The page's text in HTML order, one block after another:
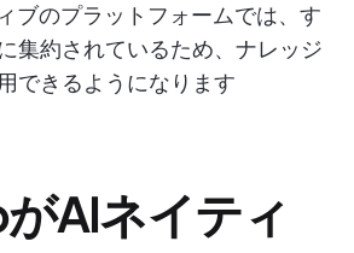
ブのプラットフォームでは、す
集約されているため、ナレッジ
できるようになります
AIネイティ